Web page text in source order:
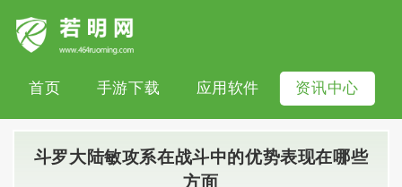
首页 手游下载 应用软件 资讯中心
斗罗大陆敏攻系在战斗中的优势表现在哪些
方面